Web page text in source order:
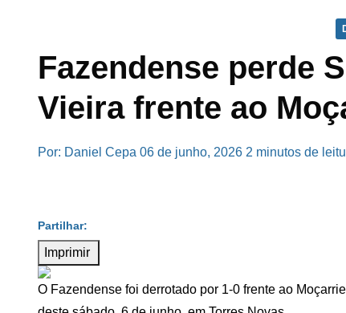
Fazendense perde
Vieira frente ao
Por: Daniel Cepa 06 de junho, 2026 2 minutos de
Imprimir
O Fazendense foi derrotado por 1-0 frente ao